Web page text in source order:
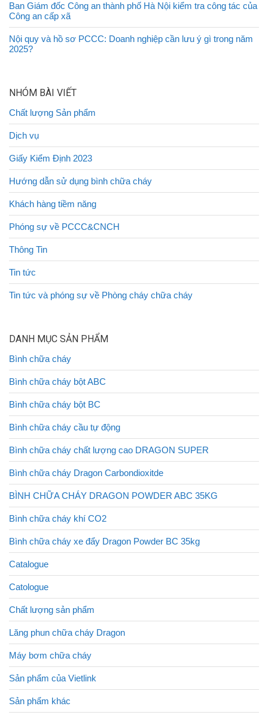
Ban Giám đốc Công an thành phố Hà Nội kiểm tra công tác của
Công an cấp xã
Nội quy và hồ sơ PCCC: Doanh nghiệp cần lưu ý gì trong năm
2025?
NHÓM BÀI VIẾT
Chất lượng Sản phẩm
Dịch vụ
Giấy Kiểm Định 2023
Hướng dẫn sử dụng bình chữa cháy
Khách hàng tiềm năng
Phóng sự về PCCC&CNCH
Thông Tin
Tin tức
Tin tức và phóng sự về Phòng cháy chữa cháy
DANH MỤC SẢN PHẨM
Bình chữa cháy
Bình chữa cháy bột ABC
Bình chữa cháy bột BC
Bình chữa cháy cầu tự động
Bình chữa cháy chất lượng cao DRAGON SUPER
Bình chữa cháy Dragon Carbondioxitde
BÌNH CHỮA CHÁY DRAGON POWDER ABC 35KG
Bình chữa cháy khí CO2
Bình chữa cháy xe đẩy Dragon Powder BC 35kg
Catalogue
Catologue
Chất lượng sản phẩm
Lăng phun chữa cháy Dragon
Máy bơm chữa cháy
Sản phẩm của Vietlink
Sản phẩm khác